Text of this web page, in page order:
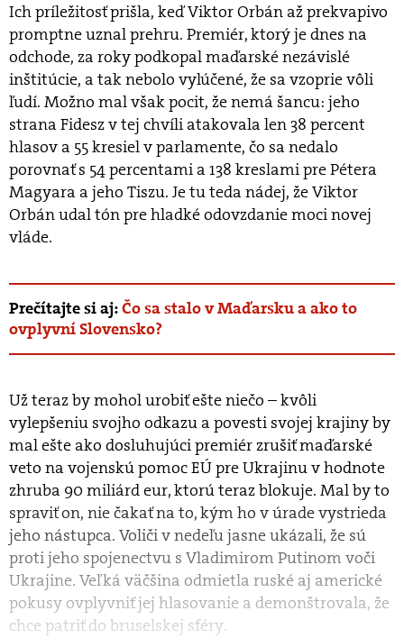
Ich príležitosť prišla, keď Viktor Orbán až prekvapivo
promptne uznal prehru. Premiér, ktorý je dnes na
odchode, za roky podkopal maďarské nezávislé
inštitúcie, a tak nebolo vylúčené, že sa vzoprie vôli
ľudí. Možno mal však pocit, že nemá šancu: jeho
strana Fidesz v tej chvíli atakovala len 38 percent
hlasov a 55 kresiel v parlamente, čo sa nedalo
porovnať s 54 percentami a 138 kreslami pre Pétera
Magyara a jeho Tiszu. Je tu teda nádej, že Viktor
Orbán udal tón pre hladké odovzdanie moci novej
vláde.
Prečítajte si aj:Čo sa stalo v Maďarsku a ako to
ovplyvní Slovensko?
Už teraz by mohol urobiť ešte niečo – kvôli
vylepšeniu svojho odkazu a povesti svojej krajiny by
mal ešte ako dosluhujúci premiér zrušiť maďarské
veto na vojenskú pomoc EÚ pre Ukrajinu v hodnote
zhruba 90 miliárd eur, ktorú teraz blokuje. Mal by to
spraviť on, nie čakať na to, kým ho v úrade vystrieda
jeho nástupca. Voliči v nedeľu jasne ukázali, že sú
proti jeho spojenectvu s Vladimirom Putinom voči
Ukrajine. Veľká väčšina odmietla ruské aj americké
pokusy ovplyvniť jej hlasovanie a demonštrovala, že
chce patriť do bruselskej sféry.